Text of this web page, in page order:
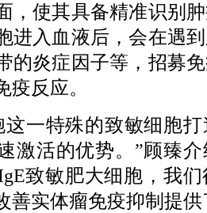
，使其具备精准识别
进入血液后，会在遇
的炎症因子等，招募
反应。
特殊的致敏细胞打
激活的优势。”顾臻
致敏肥大细胞，我
善实体瘤免疫抑制提